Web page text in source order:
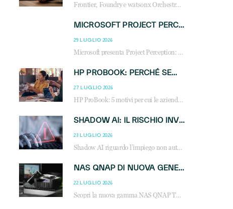
Frontier, Foundry e watsonx Orchestrate: la guerra delle piattaforme AI agent ridisegna il mercato IT. Cosa cambia per reseller, MSP e system integrator.
MICROSOFT PROJECT PERCEPTION: COME GLI AGENTI AI CAMBIERANNO SOC, CYBERSECURITY E SERVIZI MSP
29 LUGLIO 2026
Microsoft presenta Project Perception: scopri come gli agenti AI possono trasformare cybersecurity, SOC e servizi gestiti degli MSP.
HP PROBOOK: PERCHÉ SEMPRE PIÙ AZIENDE SCELGONO NOTEBOOK PROGETTATI PER IL LAVORO MODERNO
27 LUGLIO 2026
HP ProBook: 5 motivi per cui le aziende scelgono i notebook business HP per migliorare produttività, sicurezza e gestione dell’AI.
SHADOW AI: IL RISCHIO INVISIBILE CHE LE AZIENDE POSSONO GOVERNARE
23 LUGLIO 2026
Shadow AI riguardo l’impiego non autorizzato di sistemi AI all’interno dell’azienda. E’ una pratica che si diffonde a partire dai dipendenti fino ai dirigenti e mette a repentaglio la cybersecurity, con costi più elevati per le organizzazioni. Due recenti report illustrano il fenomeno e forniscono dati in merito
NAS QNAP DI NUOVA GENERAZIONE: PIÙ PRESTAZIONI, SCALABILITÀ E PROTEZIONE DEI DATI PER LE INFRASTRUTTURE IT MODERNE
22 LUGLIO 2026
Scopri la nuova gamma NAS QNAP TS-h1465U-RP, TS-h1065eU e TS-h665U: storage aziendale con ZFS, DDR5, E1.S NVMe e connettività 2.5GbE per backup, virtualizzazione e cybersecurity.